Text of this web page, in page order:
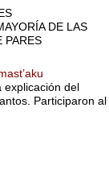
DE LAS
PARES
explicación del
Participaron al